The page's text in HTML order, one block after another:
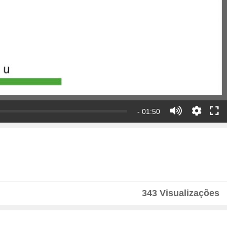
- 01:50
343 Visualizações